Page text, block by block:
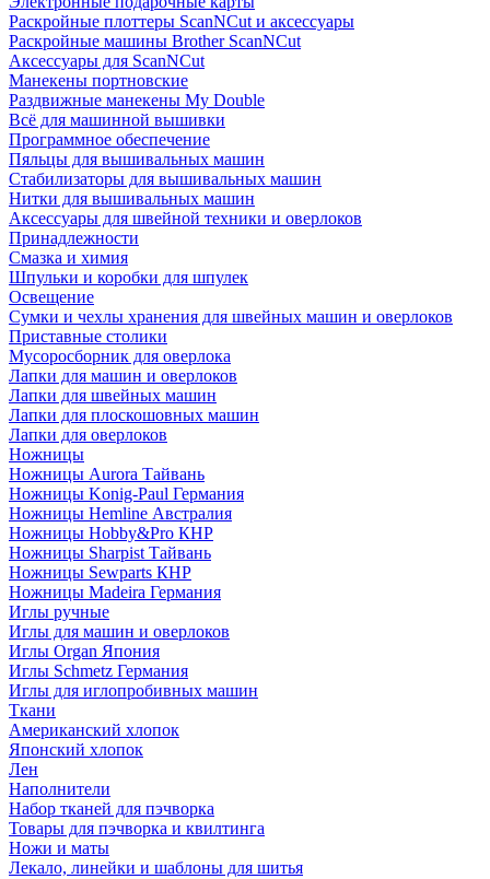
Раскройные плоттеры ScanNCut и аксессуары
Раскройные машины Brother ScanNCut
Аксессуары для ScanNCut
Манекены портновские
Раздвижные манекены My Double
Всё для машинной вышивки
Программное обеспечение
Пяльцы для вышивальных машин
Стабилизаторы для вышивальных машин
Нитки для вышивальных машин
Аксессуары для швейной техники и оверлоков
Принадлежности
Смазка и химия
Шпульки и коробки для шпулек
Освещение
Сумки и чехлы хранения для швейных машин и оверлоков
Приставные столики
Мусоросборник для оверлока
Лапки для машин и оверлоков
Лапки для швейных машин
Лапки для плоскошовных машин
Лапки для оверлоков
Ножницы
Ножницы Aurora Тайвань
Ножницы Konig-Paul Германия
Ножницы Hemline Австралия
Ножницы Hobby&Pro КНР
Ножницы Sharpist Тайвань
Ножницы Sewparts КНР
Ножницы Madeira Германия
Иглы ручные
Иглы для машин и оверлоков
Иглы Organ Япония
Иглы Schmetz Германия
Иглы для иглопробивных машин
Ткани
Американский хлопок
Японский хлопок
Лен
Наполнители
Набор тканей для пэчворка
Товары для пэчворка и квилтинга
Ножи и маты
Лекало, линейки и шаблоны для шитья